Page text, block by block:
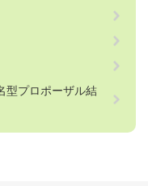
型プロポーザル結